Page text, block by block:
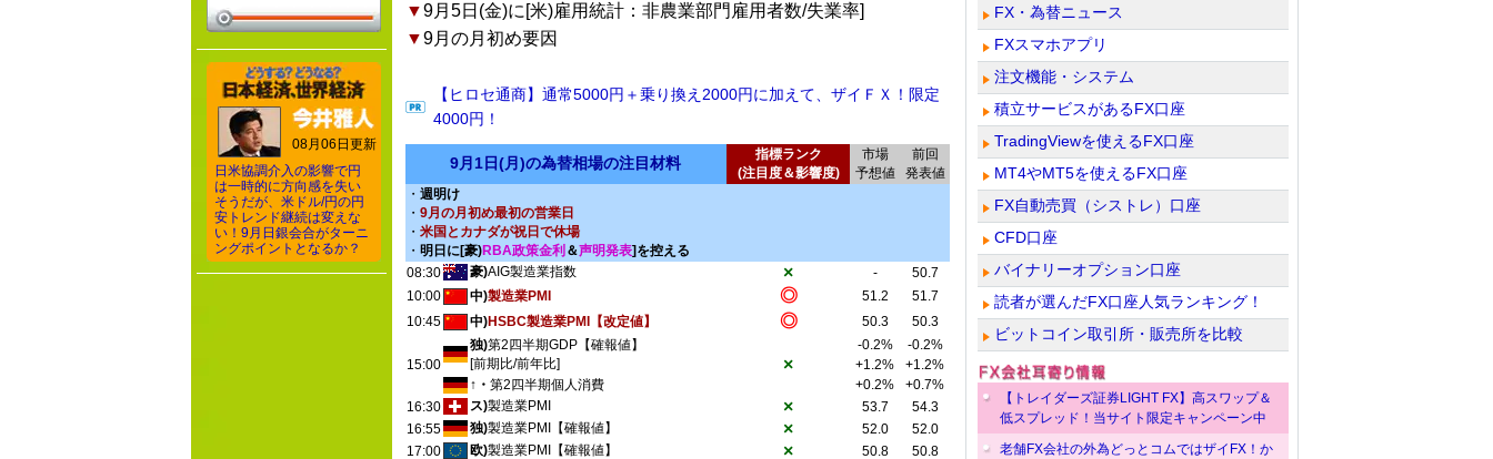
▼9月5日(金)に[米)雇用統計：非農業部門雇用者数/失業率]
▼9月の月初め要因
【ヒロセ通商】通常5000円＋乗り換え2000円に加えて、ザイＦＸ！限定
4000円！
9月1日(月)の為替相場の注目材料
指標ランク
(注目度＆影響度)
市場
予想値
前回
発表値
・ 週明け
・ 9月の月初め最初の営業日
・ 米国とカナダが祝日で休場
・ 明日に[豪)RBA政策金利 ＆声明発表]を控える
08:30
豪)AIG製造業指数 × -
50.7
10:00
中)製造業PMI ◎ 51.2
51.7
10:45
中)HSBC製造業PMI【改定値】 ◎ 50.3 50.3
15:00
独)第2四半期GDP【確報値】
[前期比/前年比]
×
-0.2%
-0.2%
+1.2%
+1.2%
↑・ 第2四半期個人消費 +0.2%
+0.7%
16:30
ス)製造業PMI × 53.7
54.3
16:55
独)製造業PMI【確報値】 × 52.0
52.0
17:00
欧)製造業PMI【確報値】 × 50.8 50.8
FX・為替ニュース
FXスマホアプリ
注文機能・システム
積立サービスがあるFX口座
TradingViewを使えるFX口座
MT4やMT5を使えるFX口座
FX自動売買（シストレ）口座
CFD口座
バイナリーオプション口座
読者が選んだFX口座人気ランキング！
ビットコイン取引所・販売所を比較
【トレイダーズ証券LIGHT FX】高スワップ＆
低スプレッド！当サイト限定キャンペーン中
老舗FX会社の外為どっとコムではザイFX！か
08月06日更新
日米協調介入の影響で円
は一時的に方向感を失い
そうだが、米ドル/円の円
安トレンド継続は変えな
い！9月日銀会合がターニ
ングポイントとなるか？